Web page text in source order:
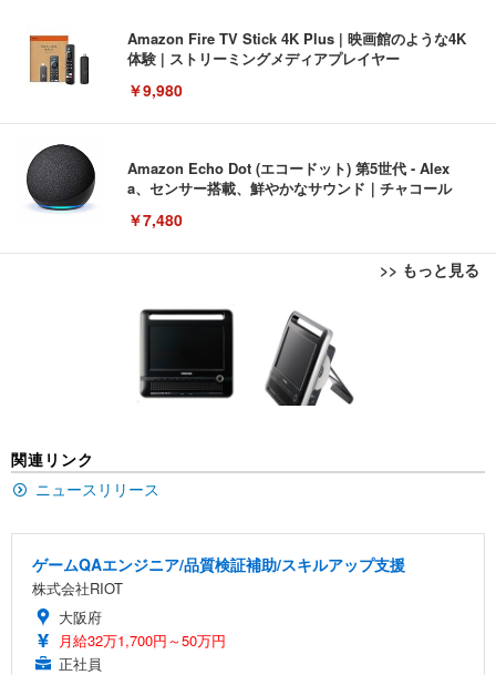
Amazon Fire TV Stick 4K Plus | 映画館のような4K
体験 | ストリーミングメディアプレイヤー
￥9,980
Amazon Echo Dot (エコードット) 第5世代 - Alex
a、センサー搭載、鮮やかなサウンド｜チャコール
￥7,480
>> もっと見る
[EdoErgo] オフィスチェア 椅子 テレワーク 疲れな
い 跳ね上げ式アームレスト コンパクト 約105度ロッ
キング pc 事務椅子 360度回転 座面昇降 強化ナイロ
ン樹脂ベース 通気性メッシュ 在宅ワーク H-WY01
(黒網+黒枠+黒足)
￥5,699
ュチェア 人間工学 疲れない ブラック
Sezlife オフィスチェア デスクチェア 疲れない テレ
レスト 3Dヘッドレスト ハンガー付き 高反発クッシ
ョン PCチェア 通気性メッシュ ゲーミング/勉強/事
￥7,680
EIZO ビジネス向けプレミアムモニター | FlexScan
EV3240X-WT | 31.5型4K UHD・USB Type-C・ホワ
￥105,595
イト
￥49,979
Amazonベーシック ペットシーツ 薄型 レギュラー 1
回使い捨て 無香料 ホワイト 300枚
￥3,373
x2袋(84枚) ホワイト(吸収面:ライトブルー)
￥1,800
関連リンク
ニュースリリース
ゲームQAエンジニア/品質検証補助/スキルアップ支援
株式会社RIOT
大阪府
月給32万1,700円～50万円
正社員